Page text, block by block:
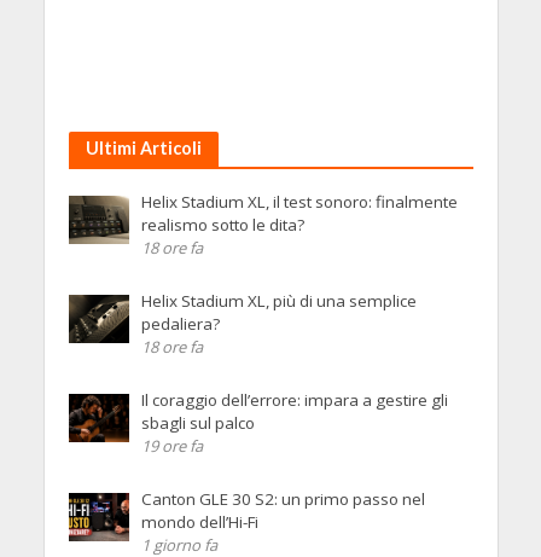
Ultimi Articoli
Helix Stadium XL, il test sonoro: finalmente
realismo sotto le dita?
18 ore fa
Helix Stadium XL, più di una semplice
pedaliera?
18 ore fa
Il coraggio dell’errore: impara a gestire gli
sbagli sul palco
19 ore fa
Canton GLE 30 S2: un primo passo nel
mondo dell’Hi-Fi
1 giorno fa